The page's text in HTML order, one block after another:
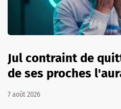
Jul contraint de
de ses proches
7 août 2026